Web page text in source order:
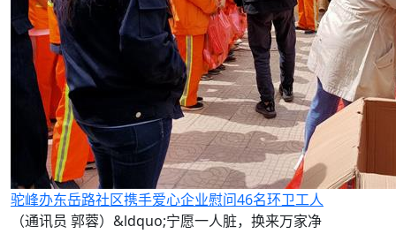
驼峰办东岳路社区携手爱心企业慰问46名环卫工人
（通讯员 郭蓉）&ldquo;宁愿一人脏，换来万家净